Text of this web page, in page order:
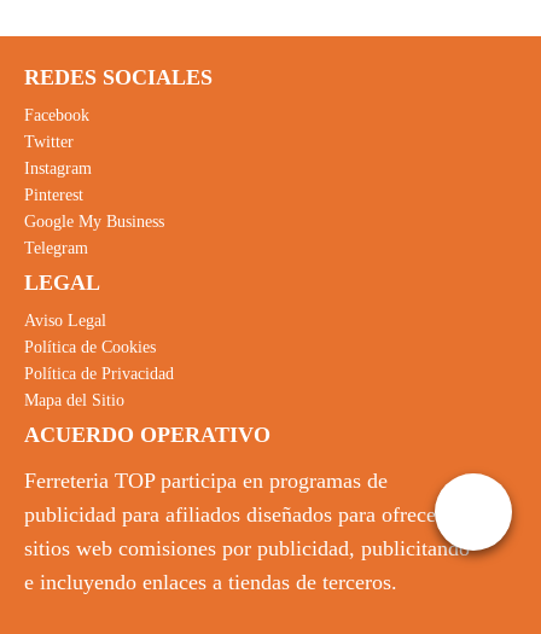
REDES SOCIALES
Facebook
Twitter
Instagram
Pinterest
Google My Business
Telegram
LEGAL
Aviso Legal
Política de Cookies
Política de Privacidad
Mapa del Sitio
ACUERDO OPERATIVO
Ferreteria TOP participa en programas de
publicidad para afiliados diseñados para ofrecer a
sitios web comisiones por publicidad, publicitando
e incluyendo enlaces a tiendas de terceros.